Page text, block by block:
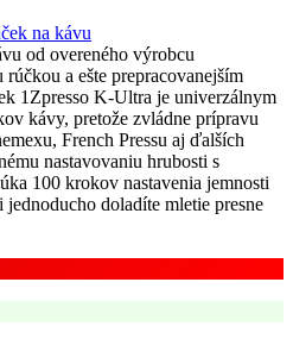
na kávu
od overeného výrobcu
a ešte prepracovanejším
1Zpresso K-Ultra je univerzálnym
kávy, pretože zvládne prípravu
French Pressu aj ďalších
nastavovaniu hrubosti s
100 krokov nastavenia jemnosti
doladíte mletie presne